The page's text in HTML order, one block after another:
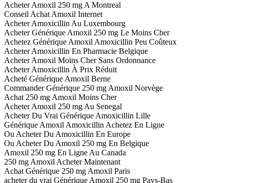
Acheter Amoxil 250 mg A Montreal
Conseil Achat Amoxil Internet
Acheter Amoxicillin Au Luxembourg
Acheter Générique Amoxil 250 mg Le Moins Cher
Achetez Générique Amoxil Amoxicillin Peu Coûteux
Acheter Amoxicillin En Pharmacie Belgique
Acheter Amoxil Moins Cher Sans Ordonnance
Acheter Amoxicillin À Prix Réduit
Acheté Générique Amoxil Berne
Commander Générique 250 mg Amoxil Norvège
Achat 250 mg Amoxil Moins Cher
Acheter Amoxil 250 mg Au Senegal
Acheter Du Vrai Générique Amoxicillin Lille
Générique Amoxil Amoxicillin Achetez En Ligne
Ou Acheter Du Amoxicillin En Europe
Ou Acheter Du Amoxil 250 mg En Belgique
Amoxil 250 mg En Ligne Au Canada
250 mg Amoxil Acheter Maintenant
Achat Générique 250 mg Amoxil Paris
acheter du vrai Générique Amoxil 250 mg Pays-Bas